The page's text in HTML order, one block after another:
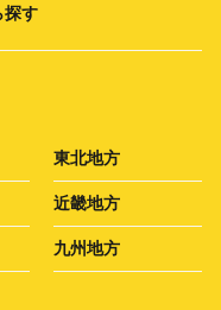
探す
東北地方
近畿地方
九州地方